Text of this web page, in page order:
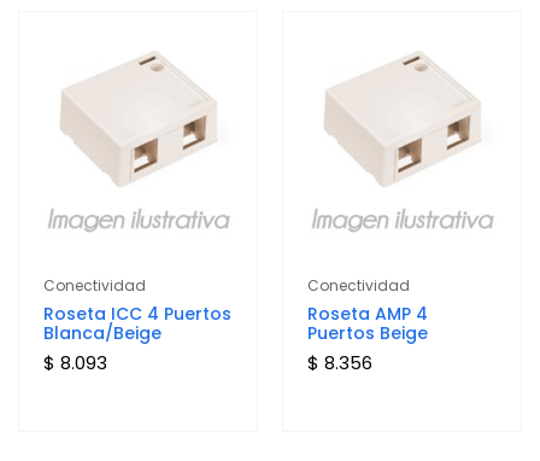
Conectividad
Roseta ICC 4 Puertos
Blanca/Beige
$ 8.093
Conectividad
Roseta AMP 4
Puertos Beige
$ 8.356